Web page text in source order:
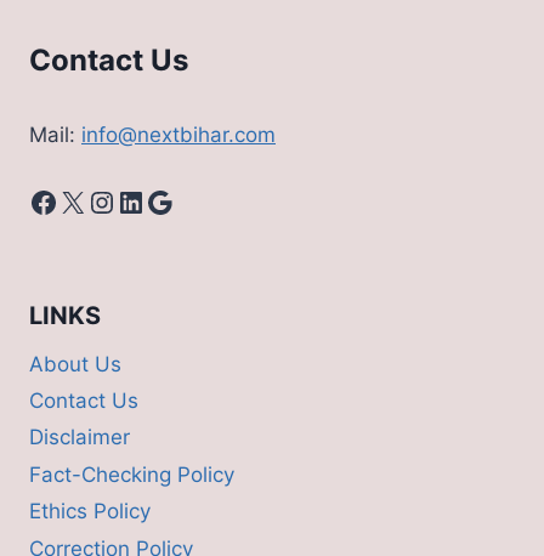
Contact Us
Mail: info@nextbihar.com
Facebook
X Instagram
LinkedIn
Google
LINKS
About Us
Contact Us
Disclaimer
Fact-Checking Policy
Ethics Policy
Correction Policy